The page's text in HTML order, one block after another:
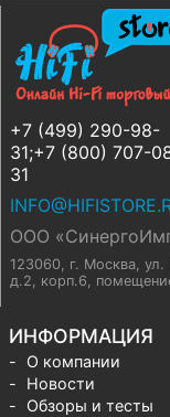
+7 (499) 290-98-
31;+7 (800) 707-
31
ООО
123060, г. Москва, ул.
д.2, корп.6,
ИНФОРМАЦИЯ
О компании
Новости
Обзоры и тесты